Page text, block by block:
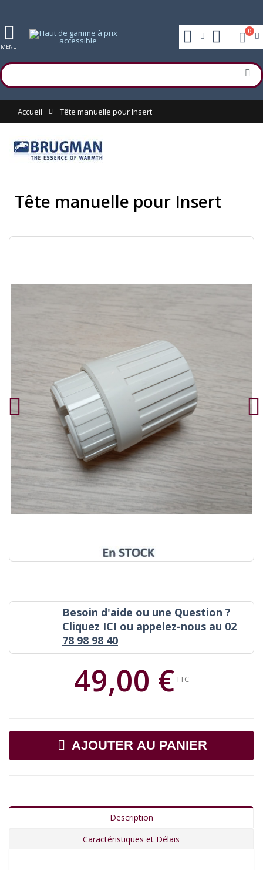
MENU
0
Accueil Tête manuelle pour Insert
Tête manuelle pour Insert
Besoin d'aide ou une Question ?
Cliquez ICI ou appelez-nous au 02
78 98 98 40
49,00 €TTC
AJOUTER AU PANIER
Description
Caractéristiques et Délais